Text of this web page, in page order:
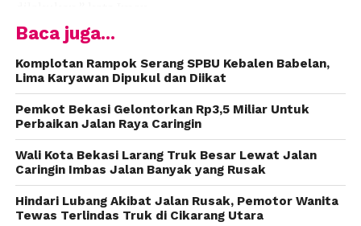
Menurut dia, lelang kegiatan memakan waktu
sekitar sebulan, sehingga pada April, proses
pekerjaan kontruksi sudah bisa dilaksanakan.
Berikut rencana perbaikan infrastukru di Babelan
tahun ini:
1. Peningkatan jalan batas Kota Bekasi- Kantor
Kecamatan Babelan sebesar Rp 9.994.000.000
sepanjang 2,7 kilometer.
Baca juga...
Komplotan Rampok Serang SPBU Kebalen Babelan,
Lima Karyawan Dipukul dan Diikat
Pemkot Bekasi Gelontorkan Rp3,5 Miliar Untuk
Perbaikan Jalan Raya Caringin
Wali Kota Bekasi Larang Truk Besar Lewat Jalan
Caringin Imbas Jalan Banyak yang Rusak
Hindari Lubang Akibat Jalan Rusak, Pemotor Wanita
Tewas Terlindas Truk di Cikarang Utara